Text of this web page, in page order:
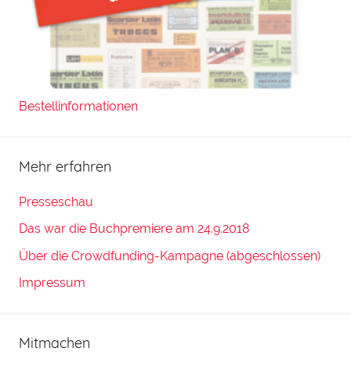
Bestellinformationen
Mehr erfahren
Presseschau
Das war die Buchpremiere am 24.9.2018
Über die Crowdfunding-Kampagne (abgeschlossen)
Impressum
Mitmachen